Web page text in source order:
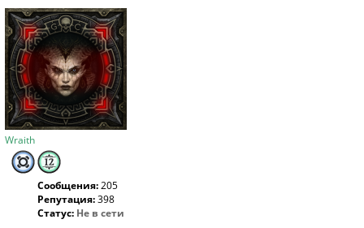
Wraith
Сообщения:205
Репутация:398
Статус: Не в сети